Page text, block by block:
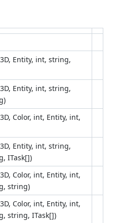
Entity, int, string,
Entity, int, string,
Color, int, Entity, int,
Entity, int, string,
ITask[])
Color, int, Entity, int,
string)
Color, int, Entity, int,
string, ITask[])